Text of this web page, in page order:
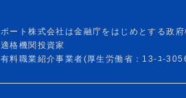
ポート株式会社は金融庁をはじめとする政府
適格機関投資家
有料職業紹介事業者(厚生労働省：13-ﾕ-